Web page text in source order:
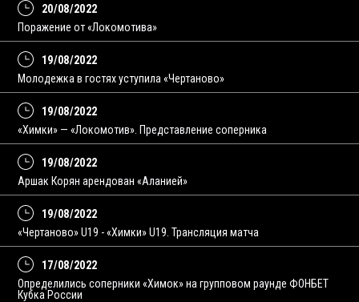
20/08/2022
Поражение от «Локомотива»
19/08/2022
Молодежка в гостях уступила «Чертаново»
19/08/2022
«Химки» — «Локомотив». Представление соперника
19/08/2022
Аршак Корян арендован «Аланией»
19/08/2022
«Чертаново» U19 - «Химки» U19. Трансляция матча
17/08/2022
Определились соперники «Химок» на групповом раунде ФОНБЕТ
Кубка России